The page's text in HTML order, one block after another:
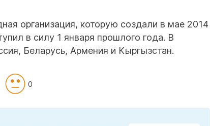
организация, которую создали в мае 2014
в силу 1 января прошлого года. В
Беларусь, Армения и Кыргызстан.
0